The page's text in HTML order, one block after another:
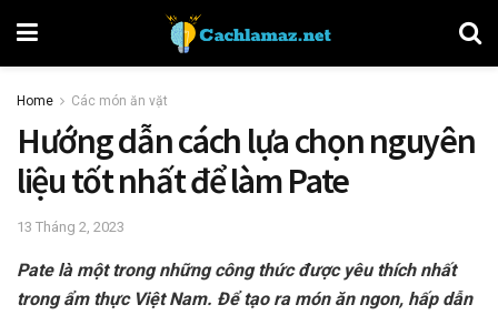
Home Các món ăn vặt
Hướng dẫn cách lựa chọn nguyên
liệu tốt nhất để làm Pate
13 Tháng 2, 2023
Pate là một trong những công thức được yêu thích nhất
trong ẩm thực Việt Nam. Để tạo ra món ăn ngon, hấp dẫn